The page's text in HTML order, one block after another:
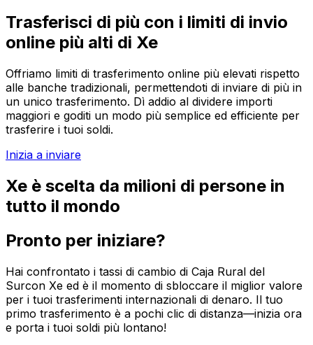
Trasferisci di più con i limiti di invio
online più alti di Xe
Offriamo limiti di trasferimento online più elevati rispetto
alle banche tradizionali, permettendoti di inviare di più in
un unico trasferimento. Dì addio al dividere importi
maggiori e goditi un modo più semplice ed efficiente per
trasferire i tuoi soldi.
Inizia a inviare
Xe è scelta da milioni di persone in
tutto il mondo
Pronto per iniziare?
Hai confrontato i tassi di cambio di Caja Rural del
Surcon Xe ed è il momento di sbloccare il miglior valore
per i tuoi trasferimenti internazionali di denaro. Il tuo
primo trasferimento è a pochi clic di distanza—inizia ora
e porta i tuoi soldi più lontano!